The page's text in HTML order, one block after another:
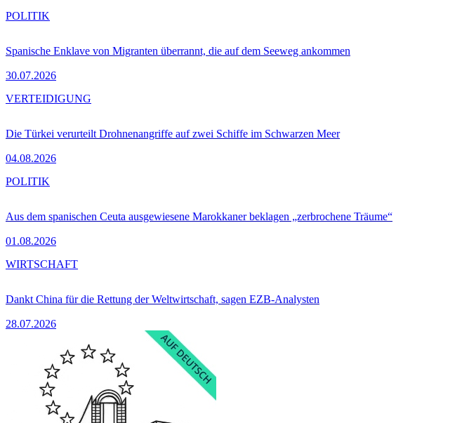
Spanische Enklave von Migranten überrannt, die auf dem Seeweg ankommen
30.07.2026
POLITIK
Die Türkei verurteilt Drohnenangriffe auf zwei Schiffe im Schwarzen Meer
04.08.2026
VERTEIDIGUNG
Aus dem spanischen Ceuta ausgewiesene Marokkaner beklagen „zerbrochene Träume“
01.08.2026
POLITIK
Dankt China für die Rettung der Weltwirtschaft, sagen EZB-Analysten
28.07.2026
WIRTSCHAFT